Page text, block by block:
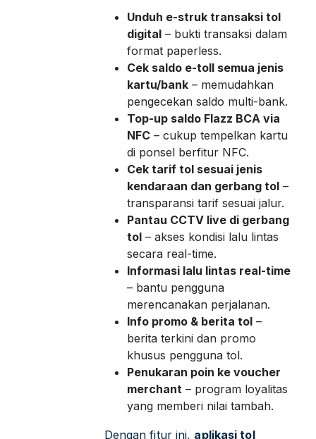
Unduh e-struk transaksi tol
digital– bukti transaksi dalam
format paperless.
Cek saldo e-toll semua jenis
kartu/bank– memudahkan
pengecekan saldo multi-bank.
Top-up saldo Flazz BCA via
NFC– cukup tempelkan kartu
di ponsel berfitur NFC.
Cek tarif tol sesuai jenis
kendaraan dan gerbang tol–
transparansi tarif sesuai jalur.
Pantau CCTV live di gerbang
tol– akses kondisi lalu lintas
secara real-time.
Informasi lalu lintas real-time
– bantu pengguna
merencanakan perjalanan.
Info promo & berita tol–
berita terkini dan promo
khusus pengguna tol.
Penukaran poin ke voucher
merchant – program loyalitas
yang memberi nilai tambah.
Dengan fitur ini, aplikasi tol